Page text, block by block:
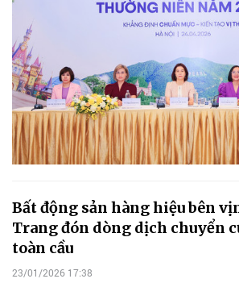
Bất động sản hàng hiệu bên
Trang đón dòng dịch chuyển
toàn cầu
23/01/2026 17:38